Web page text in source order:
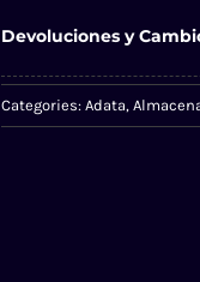
Devoluciones y
Categories:Adata,